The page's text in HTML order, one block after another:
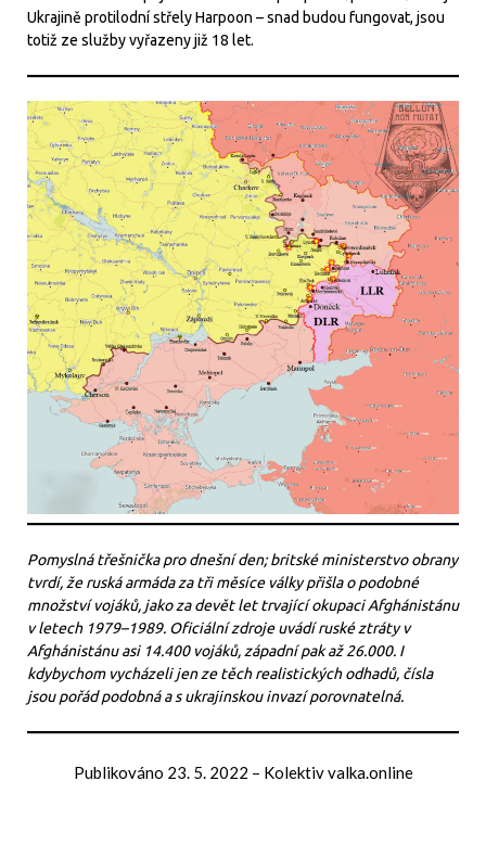
Ukrajině protilodní střely Harpoon – snad budou fungovat, jsou
totiž ze služby vyřazeny již 18 let.
Pomyslná třešnička pro dnešní den; britské ministerstvo obrany
tvrdí, že ruská armáda za tři měsíce války přišla o podobné
množství vojáků, jako za devět let trvající okupaci Afghánistánu
v letech 1979–1989. Oficiální zdroje uvádí ruské ztráty v
Afghánistánu asi 14.400 vojáků, západní pak až 26.000. I
kdybychom vycházeli jen ze těch realistických odhadů, čísla
jsou pořád podobná a s ukrajinskou invazí porovnatelná.
Publikováno 23. 5. 2022 – Kolektiv valka.online